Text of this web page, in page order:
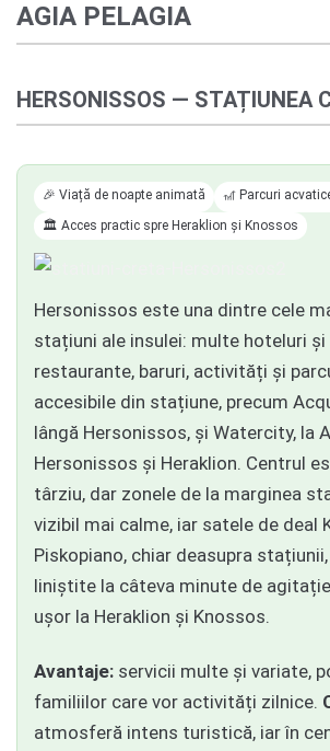
AGIA PELAGIA
HERSONISSOS — STAȚIUNEA
🎉 Viață de noapte animată
🎢 Parcuri
🏛️ Acces practic spre Heraklion și Knossos
Hersonissos este una dintre cele
stațiuni ale insulei: multe hoteluri
restaurante, baruri, activități și
accesibile din stațiune, precum
lângă Hersonissos, și Watercity, la
Hersonissos și Heraklion. Centrul
târziu, dar zonele de la marginea
vizibil mai calme, iar satele de deal
Piskopiano, chiar deasupra
liniștite la câteva minute de
ușor la Heraklion și Knossos.
Avantaje: servicii multe și variate,
familiilor care vor activități zilnice.
atmosferă intens turistică, iar în